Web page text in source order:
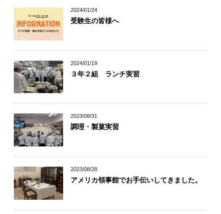
個別指導
2024/01/24
受験生の皆様へ
2024/01/19
３年２組 ランチ実習
2023/08/31
調理・製菓実習
2023/08/28
アメリカ領事館でお手伝いしてきました。